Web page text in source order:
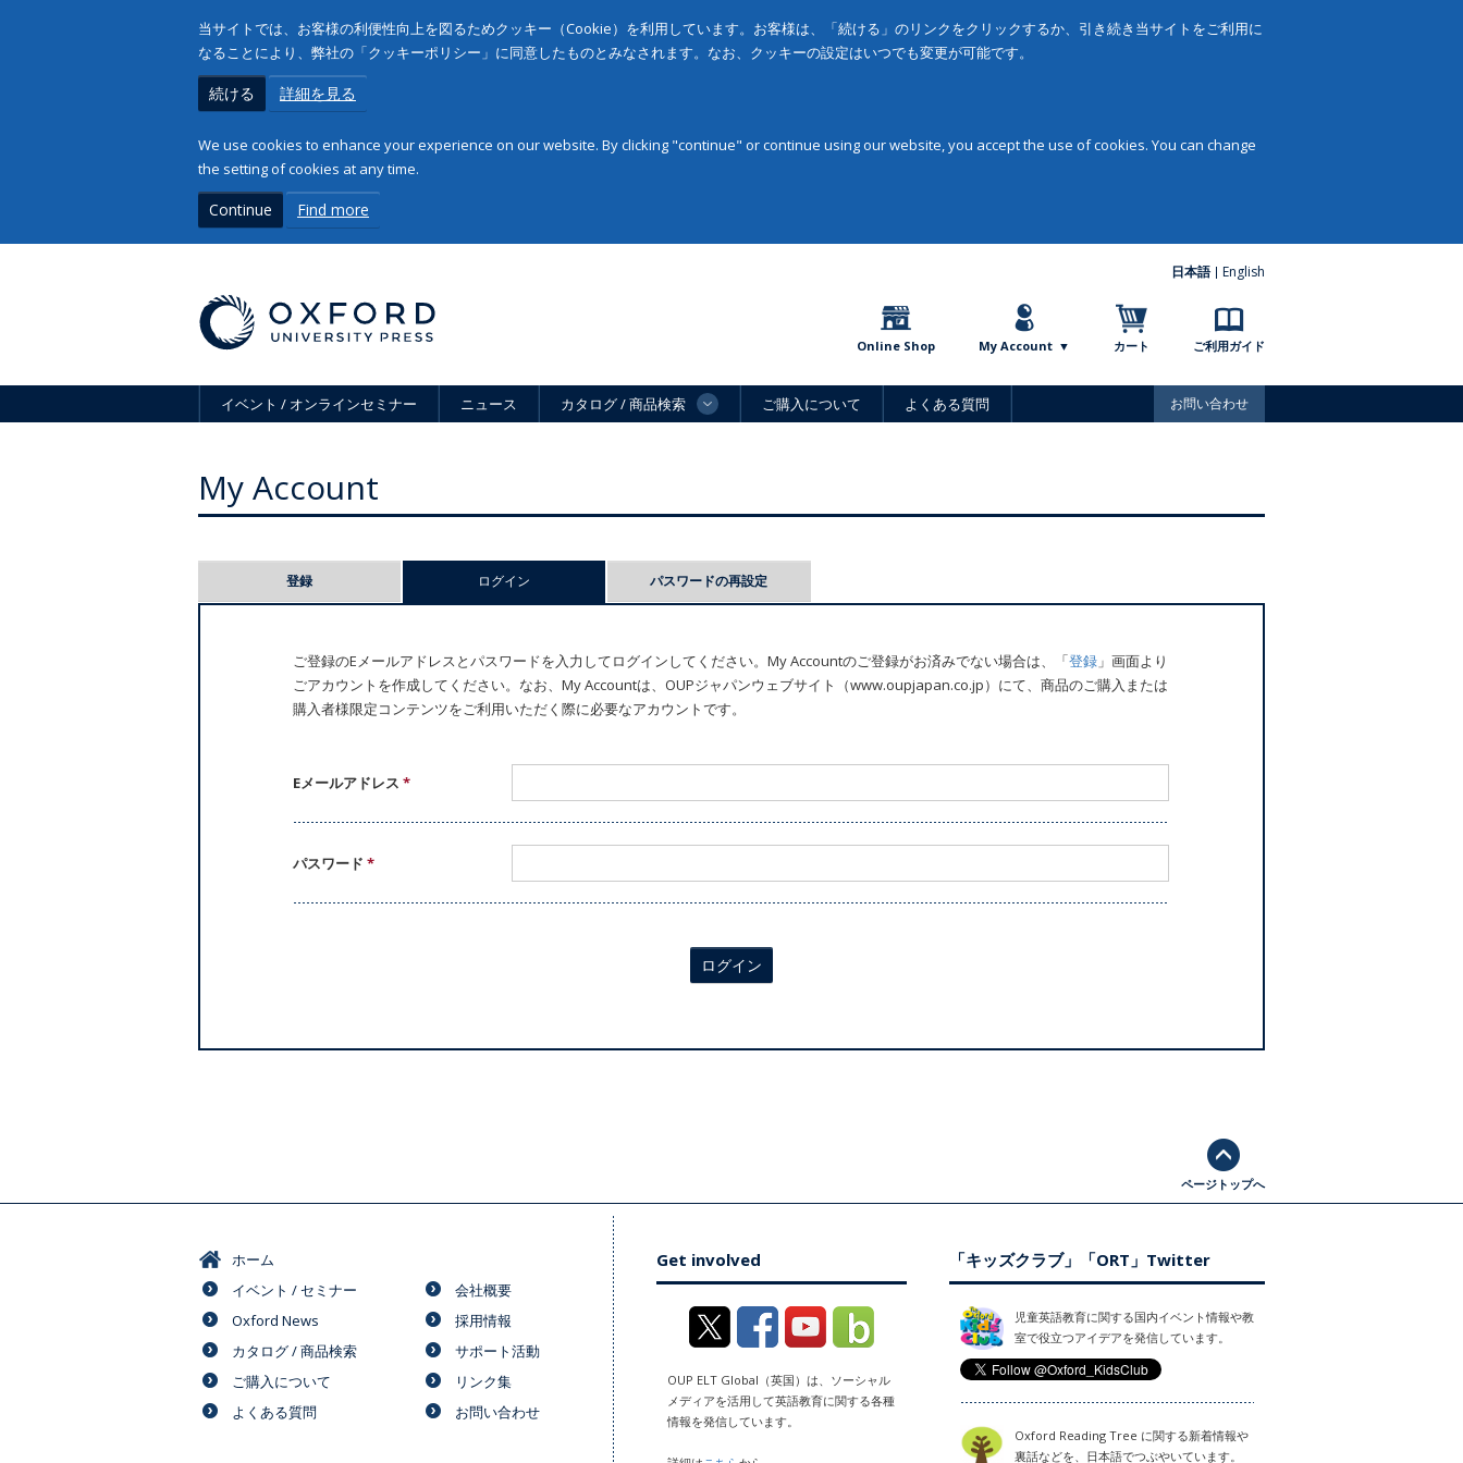
当サイトでは、お客様の利便性向上を図るためクッキー（Cookie）を利用しています。お客様は、「続ける」のリンクをクリックするか、引き続き当サイトをご利用に
なることにより、弊社の「クッキーポリシー」に同意したものとみなされます。なお、クッキーの設定はいつでも変更が可能です。
続ける 詳細を見る
We use cookies to enhance your experience on our website. By clicking "continue" or continue using our website, you accept the use of cookies. You can change
the setting of cookies at any time.
Continue Find more
日本語 English
Online Shop My Account カート ご利用ガイド
イベント / オンラインセミナー ニュース カタログ / 商品検索 ご購入について よくある質問 お問い合わせ
My Account
登録 ログイン パスワードの再設定
ご登録のEメールアドレスとパスワードを入力してログインしてください。My Accountのご登録がお済みでない場合は、「登録 」画面より
ごアカウントを作成してください。なお、My Accountは、OUPジャパンウェブサイト（www.oupjapan.co.jp）にて、商品のご購入または
購入者様限定コンテンツをご利用いただく際に必要なアカウントです。
Eメールアドレス*
パスワード*
ログイン
ページトップへ
ホーム
イベント / セミナー
Oxford News
カタログ / 商品検索
ご購入について
よくある質問
会社概要
採用情報
サポート活動
リンク集
お問い合わせ
Get involved
OUP ELT Global（英国）は、ソーシャル
メディアを活用して英語教育に関する各種
情報を発信しています。
「キッズクラブ」「ORT」Twitter
児童英語教育に関する国内イベント情報や教
室で役立つアイデアを発信しています。
Oxford Reading Tree に関する新着情報や
裏話などを、日本語でつぶやいています。